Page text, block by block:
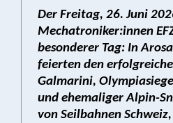
Der Freitag, 26. Juni
Mechatroniker:innen
besonderer Tag: In
feierten den
Galmarini,
und ehemaliger Alpin-
von Seilbahnen